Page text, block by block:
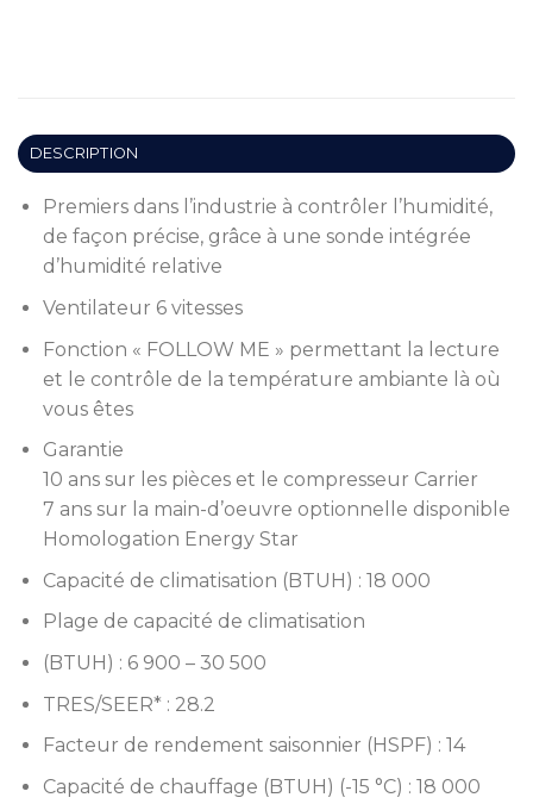
DESCRIPTION
Premiers dans l’industrie à contrôler l’humidité,
de façon précise, grâce à une sonde intégrée
d’humidité relative
Ventilateur 6 vitesses
Fonction « FOLLOW ME » permettant la lecture
et le contrôle de la température ambiante là où
vous êtes
Garantie
10 ans sur les pièces et le compresseur Carrier
7 ans sur la main-d’oeuvre optionnelle disponible
Homologation Energy Star
Capacité de climatisation (BTUH) : 18 000
Plage de capacité de climatisation
(BTUH) : 6 900 – 30 500
TRES/SEER* : 28.2
Facteur de rendement saisonnier (HSPF) : 14
Capacité de chauffage (BTUH) (-15 °C) : 18 000